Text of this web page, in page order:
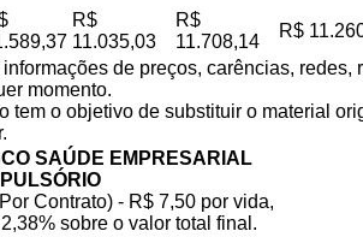
R$
11.035,03
R$
11.708,14
R$
de preços, carências,
momento.
tem o objetivo de substituir o material
SAÚDE EMPRESARIAL
Contrato) - R$ 7,50 por vida,
sobre o valor total final.